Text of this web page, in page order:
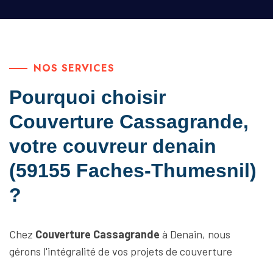
NOS SERVICES
Pourquoi choisir
Couverture Cassagrande,
votre couvreur denain
(59155 Faches-Thumesnil)
?
Chez Couverture Cassagrande à Denain, nous
gérons l'intégralité de vos projets de couverture